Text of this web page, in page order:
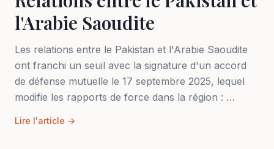
l'Arabie Saoudite
Les relations entre le Pakistan et l'Arabie Saoudite
ont franchi un seuil avec la signature d'un accord
de défense mutuelle le 17 septembre 2025, lequel
modifie les rapports de force dans la région : …
Lire l'article →